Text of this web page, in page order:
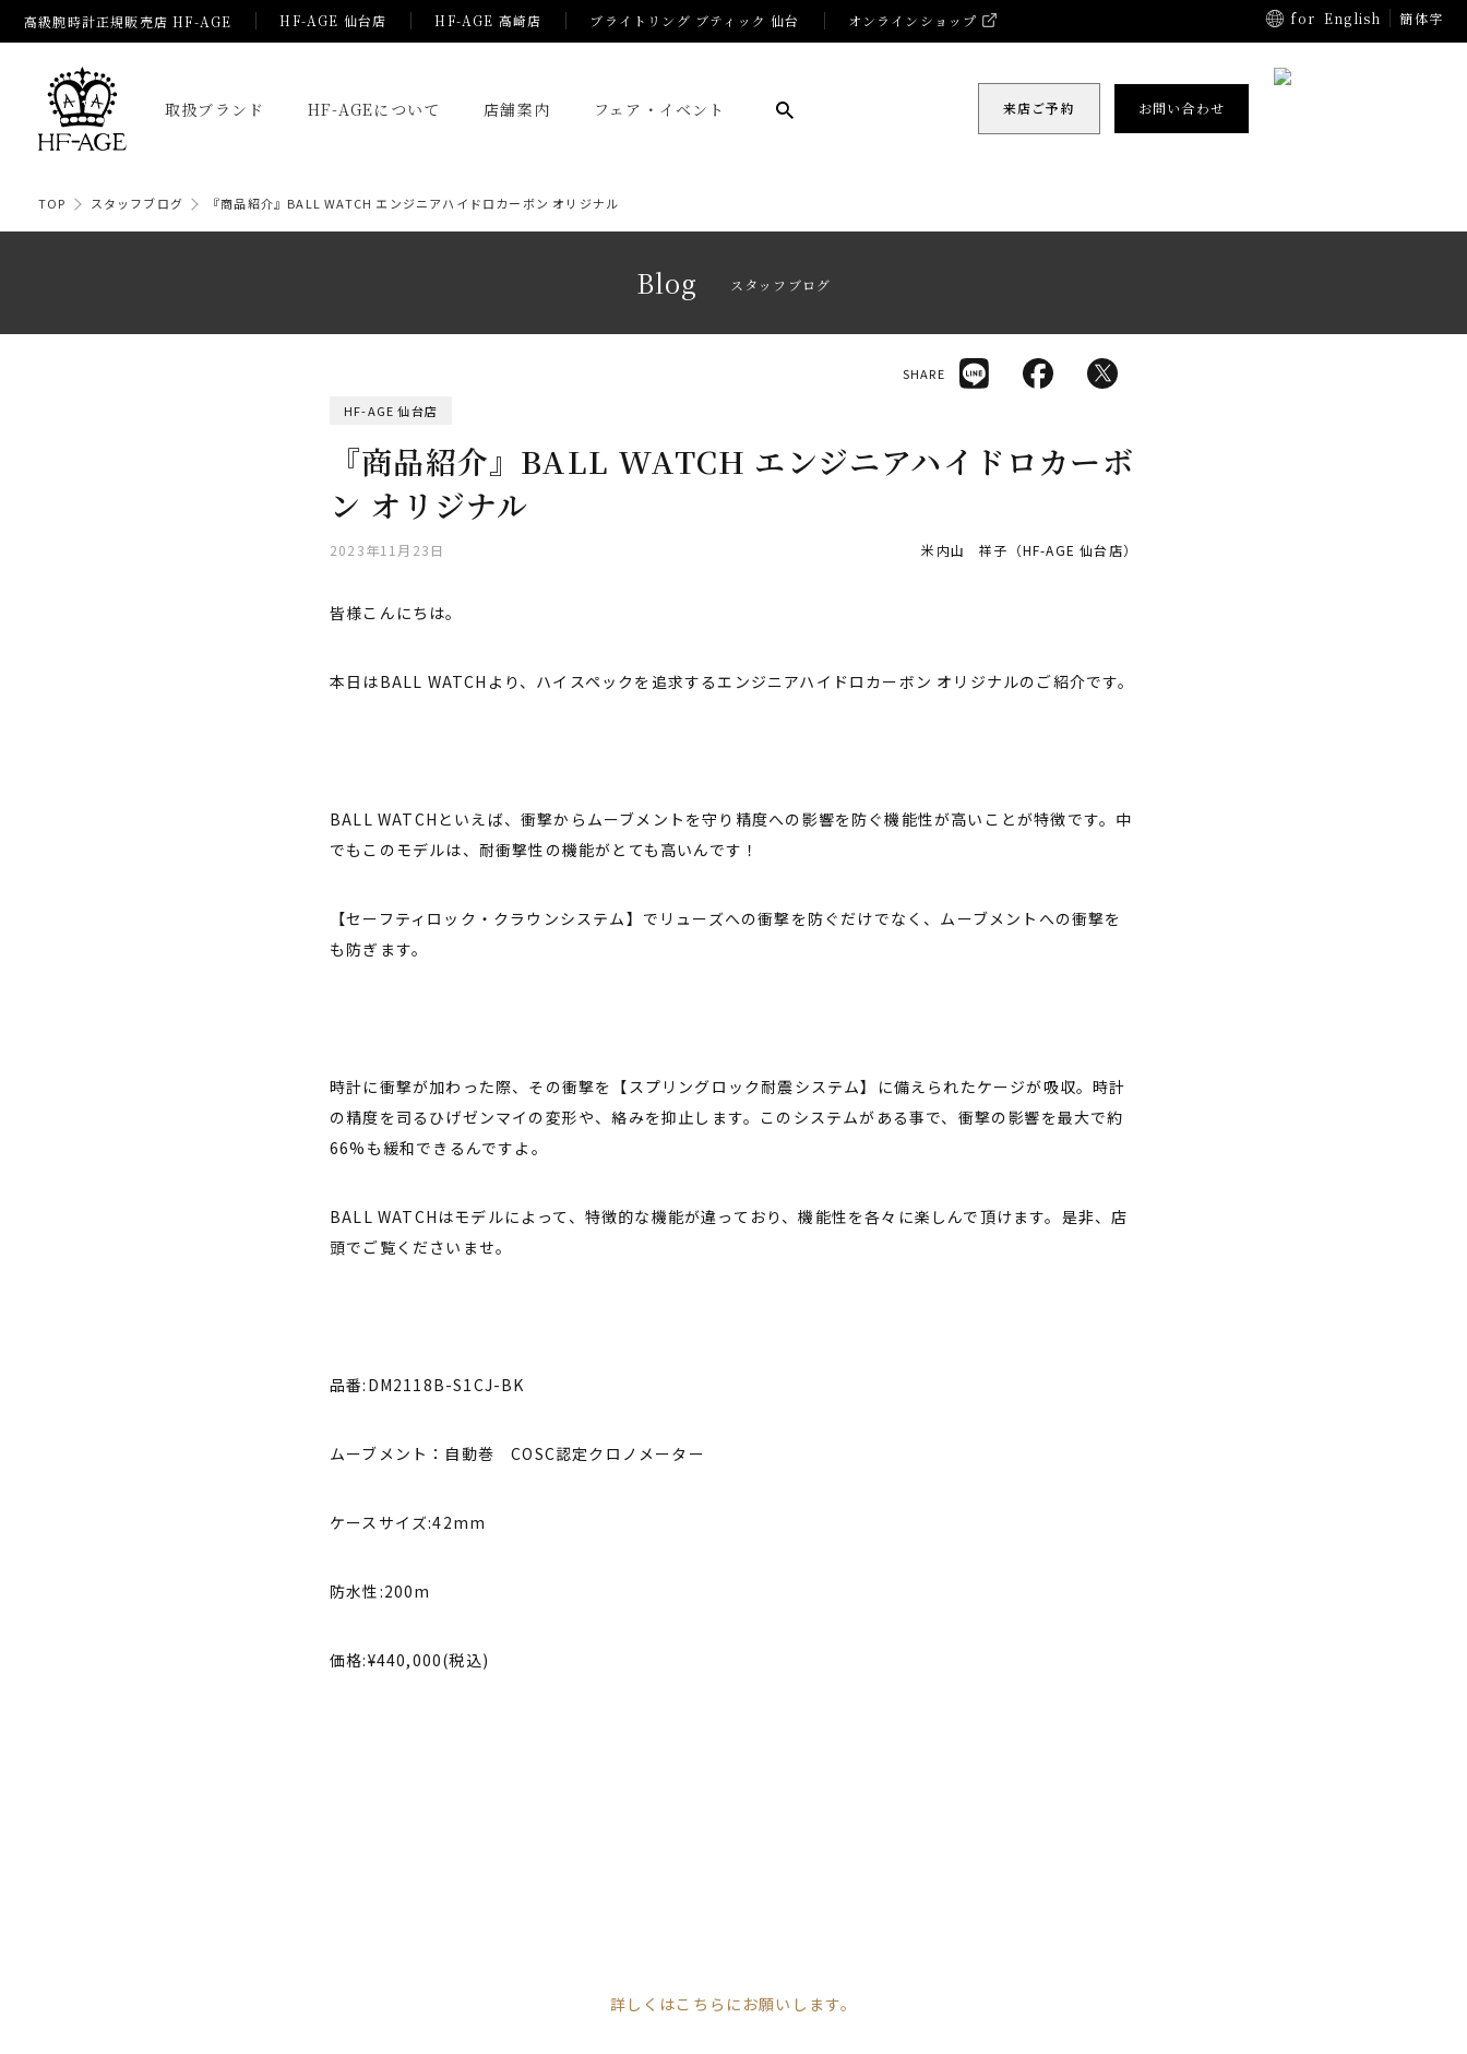
高級腕時計正規販売店 HF-AGE HF-AGE 仙台店 HF-AGE 高崎店 ブライトリング ブティック 仙台 オンラインショップ for English 簡体字
取扱ブランド HF-AGEについて 店舗案内 フェア・イベント 来店ご予約 お問い合わせ
TOP スタッフブログ 『商品紹介』BALL WATCH エンジニアハイドロカーボン オリジナル
Blog スタッフブログ
HF-AGE 仙台店
『商品紹介』BALL WATCH エンジニアハイドロカーボ
ン オリジナル
2023年11月23日 米内山 祥子（HF-AGE 仙台店）
SHARE
皆様こんにちは。
本日はBALL WATCHより、ハイスペックを追求するエンジニアハイドロカーボン オリジナルのご紹介です。
BALL WATCHといえば、衝撃からムーブメントを守り精度への影響を防ぐ機能性が高いことが特徴です。中
でもこのモデルは、耐衝撃性の機能がとても高いんです！
【セーフティロック・クラウンシステム】でリューズへの衝撃を防ぐだけでなく、ムーブメントへの衝撃を
も防ぎます。
時計に衝撃が加わった際、その衝撃を【スプリングロック耐震システム】に備えられたケージが吸収。時計
の精度を司るひげゼンマイの変形や、絡みを抑止します。このシステムがある事で、衝撃の影響を最大で約
66%も緩和できるんですよ。
BALL WATCHはモデルによって、特徴的な機能が違っており、機能性を各々に楽しんで頂けます。是非、店
頭でご覧くださいませ。
品番:DM2118B-S1CJ-BK
ムーブメント：自動巻 COSC認定クロノメーター
ケースサイズ:42mm
防水性:200m
価格:¥440,000(税込)
詳しくはこちらにお願いします。